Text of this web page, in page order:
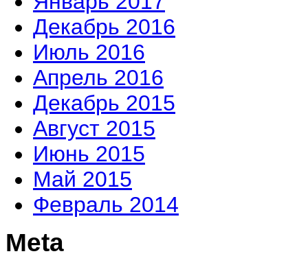
Декабрь 2016
Июль 2016
Апрель 2016
Декабрь 2015
Август 2015
Июнь 2015
Май 2015
Февраль 2014
Meta